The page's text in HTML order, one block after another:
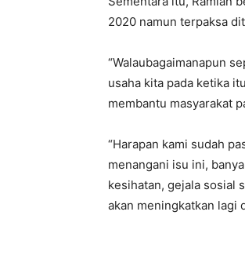
2020 namun terpaksa
“Walaubagaimanapun
usaha kita pada ketika
membantu masyarakat
“Harapan kami sudah
menangani isu ini,
kesihatan, gejala sosial
akan meningkatkan lagi